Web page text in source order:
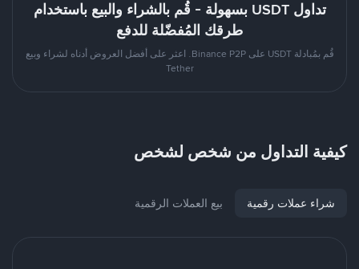
تداول USDT بسهولة - قُم بالشراء والبيع باستخدام
طرقك المُفضّلة للدفع
قُم بمُبادلة USDT على Binance P2P. اعثر على أفضل العروض أدناه لشراء وبيع
Tether
كيفية التداول من شخص لشخص
شراء عملات رقمية بيع العملات الرقمية